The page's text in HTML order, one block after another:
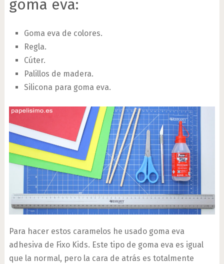
goma eva:
Goma eva de colores.
Regla.
Cúter.
Palillos de madera.
Silicona para goma eva.
Para hacer estos caramelos he usado goma eva
adhesiva de Fixo Kids. Este tipo de goma eva es igual
que la normal, pero la cara de atrás es totalmente